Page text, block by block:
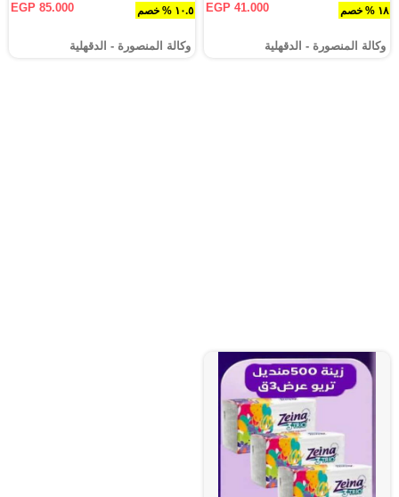
١٨ % خصم EGP 41.000
وكالة المنصورة - الدقهلية‎
١٠.٥ % خصم EGP 85.000
وكالة المنصورة - الدقهلية‎